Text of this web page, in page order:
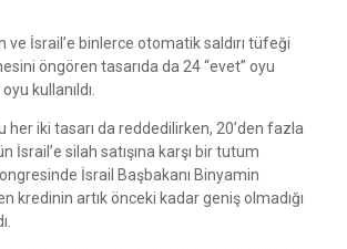
ve İsrail’e binlerce otomatik saldırı tüfeği
öngören tasarıda da 24 “evet” oyu
kullanıldı.
her iki tasarı da reddedilirken, 20’den fazla
İsrail’e silah satışına karşı bir tutum
İsrail Başbakanı Binyamin
kredinin artık önceki kadar geniş olmadığı